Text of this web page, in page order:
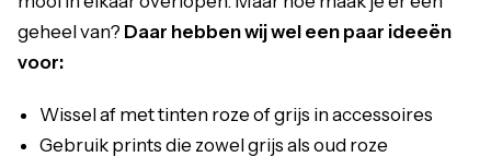
geheel van? Daar hebben wij wel een paar ideeën
voor:
Wissel af met tinten roze of grijs in accessoires
Gebruik prints die zowel grijs als oud roze